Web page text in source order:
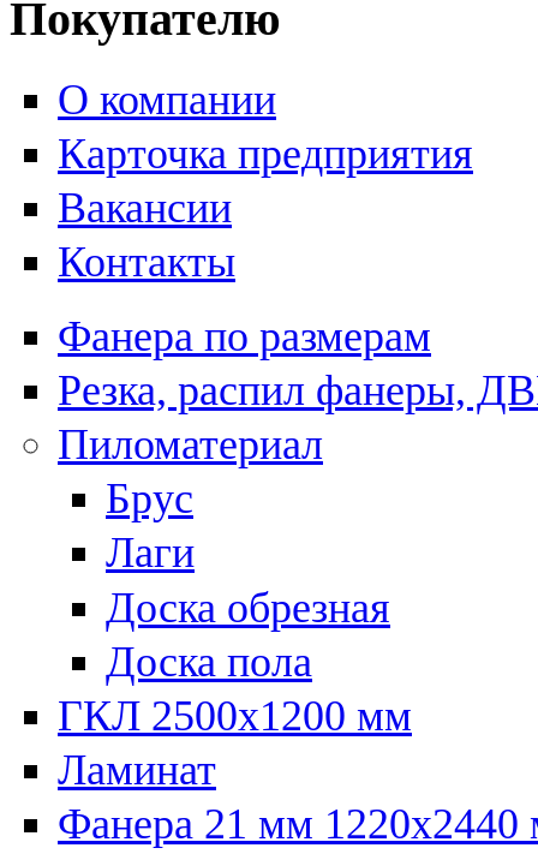
Покупателю
О компании
Карточка предприятия
Вакансии
Контакты
Фанера по размерам
Резка, распил фанеры,
Пиломатериал
Брус
Лаги
Доска обрезная
Доска пола
ГКЛ 2500х1200 мм
Ламинат
Фанера 21 мм 1220х2440